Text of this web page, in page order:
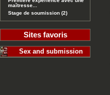
maîtresse...
Stage de soumission (2)
Sites favoris
Sex and submission